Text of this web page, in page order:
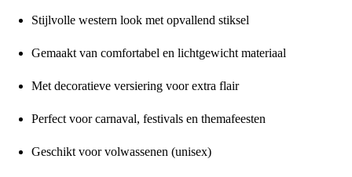
Stijlvolle western look met opvallend stiksel
Gemaakt van comfortabel en lichtgewicht materiaal
Met decoratieve versiering voor extra flair
Perfect voor carnaval, festivals en themafeesten
Geschikt voor volwassenen (unisex)